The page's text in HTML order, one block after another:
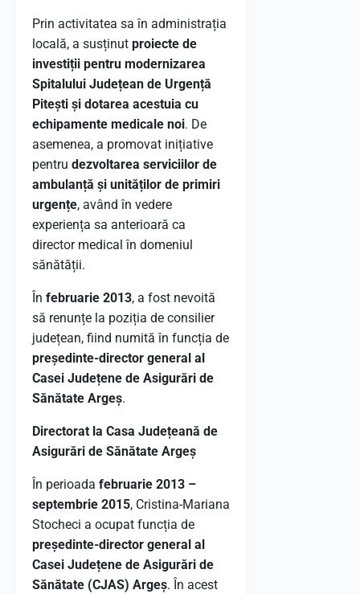
Prin activitatea sa în administrația
locală, a susținut proiecte de
investiții pentru modernizarea
Spitalului Județean de Urgență
Pitești și dotarea acestuia cu
echipamente medicale noi. De
asemenea, a promovat inițiative
pentru dezvoltarea serviciilor de
ambulanță și unităților de primiri
urgențe, având în vedere
experiența sa anterioară ca
director medical în domeniul
sănătății.
În februarie 2013, a fost nevoită
să renunțe la poziția de consilier
județean, fiind numită în funcția de
președinte-director general al
Casei Județene de Asigurări de
Sănătate Argeș.
Directorat la Casa Județeană de
Asigurări de Sănătate Argeș
În perioada februarie 2013 –
septembrie 2015, Cristina-Mariana
Stocheci a ocupat funcția de
președinte-director general al
Casei Județene de Asigurări de
Sănătate (CJAS) Argeș. În acest